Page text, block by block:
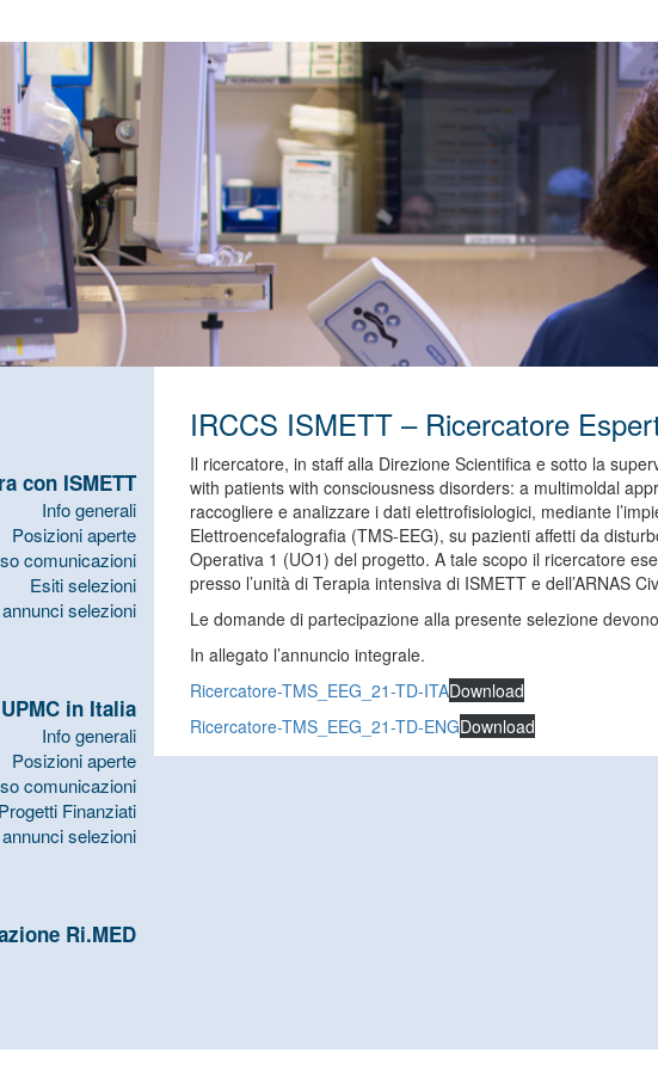
con ISMETT
Info generali
Posizioni aperte
comunicazioni
Esiti selezioni
selezioni
in Italia
Info generali
Posizioni aperte
comunicazioni
Finanziati
selezioni
Ri.MED
IRCCS ISMETT – Ricercatore
Il ricercatore, in staff alla Direzione Scientifica e sotto la
with patients with consciousness disorders: a multimoldal
raccogliere e analizzare i dati elettrofisiologici, mediante
Elettroencefalografia (TMS-EEG), su pazienti affetti da
Operativa 1 (UO1) del progetto. A tale scopo il ricercatore
presso l’unità di Terapia intensiva di ISMETT e dell’ARNAS
Le domande di partecipazione alla presente selezione
In allegato l’annuncio integrale.
Ricercatore-TMS_EEG_21-TD-ITADownload
Ricercatore-TMS_EEG_21-TD-ENGDownload